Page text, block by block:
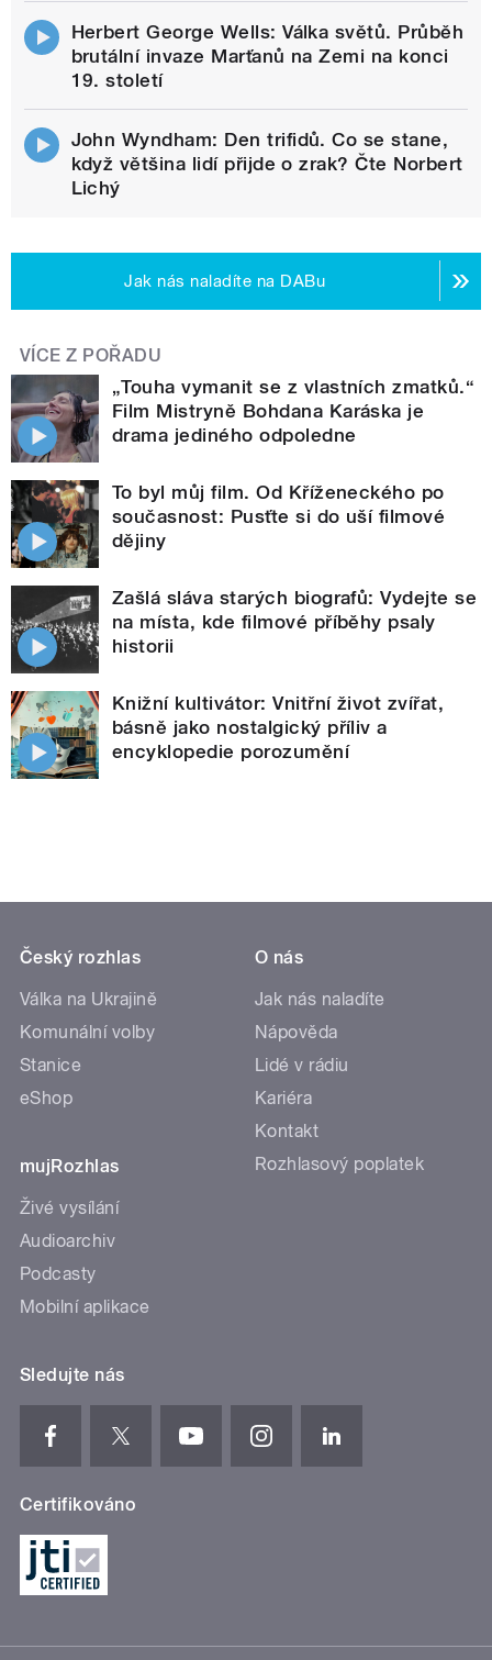
Herbert George Wells: Válka světů. Průběh
brutální invaze Marťanů na Zemi na konci
19. století
John Wyndham: Den trifidů. Co se stane,
když většina lidí přijde o zrak? Čte Norbert
Lichý
Jak nás naladíte na DABu
VÍCE Z POŘADU
„Touha vymanit se z vlastních zmatků.“
Film Mistryně Bohdana Karáska je
drama jediného odpoledne
To byl můj film. Od Kříženeckého po
současnost: Pusťte si do uší filmové
dějiny
Zašlá sláva starých biografů: Vydejte se
na místa, kde filmové příběhy psaly
historii
Knižní kultivátor: Vnitřní život zvířat,
básně jako nostalgický příliv a
encyklopedie porozumění
Český rozhlas
Válka na Ukrajině
Komunální volby
Stanice
eShop
mujRozhlas
Živé vysílání
Audioarchiv
Podcasty
Mobilní aplikace
O nás
Jak nás naladíte
Nápověda
Lidé v rádiu
Kariéra
Kontakt
Rozhlasový poplatek
Sledujte nás
Certifikováno